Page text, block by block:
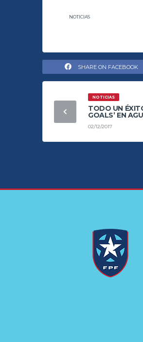
NOTICIAS
SHARE ON FACEBOOK
NOTICIAS
TODO UN
GOALS’ EN
02/12/2017